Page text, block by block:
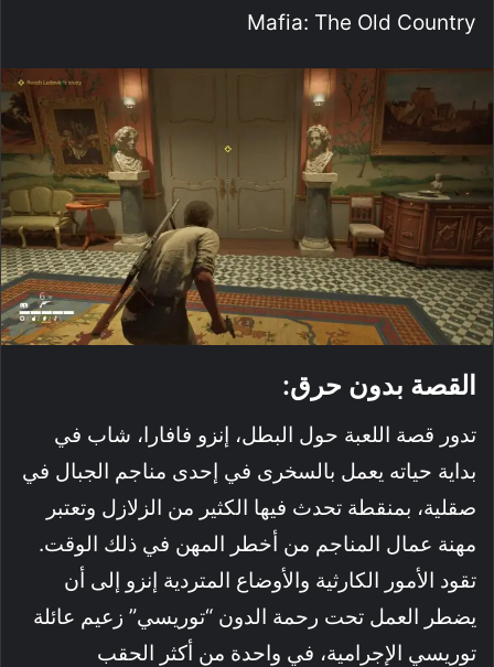
Mafia: The Old Country
القصة بدون حرق:
تدور قصة اللعبة حول البطل، إنزو فافارا، شاب في
بداية حياته يعمل بالسخرى في إحدى مناجم الجبال في
صقلية، بمنقطة تحدث فيها الكثير من الزلازل وتعتبر
مهنة عمال المناجم من أخطر المهن في ذلك الوقت.
تقود الأمور الكارثية والأوضاع المتردية إنزو إلى أن
يضطر العمل تحت رحمة الدون “توريسي” زعيم عائلة
توريسي الإجرامية، في واحدة من أكثر الحقب